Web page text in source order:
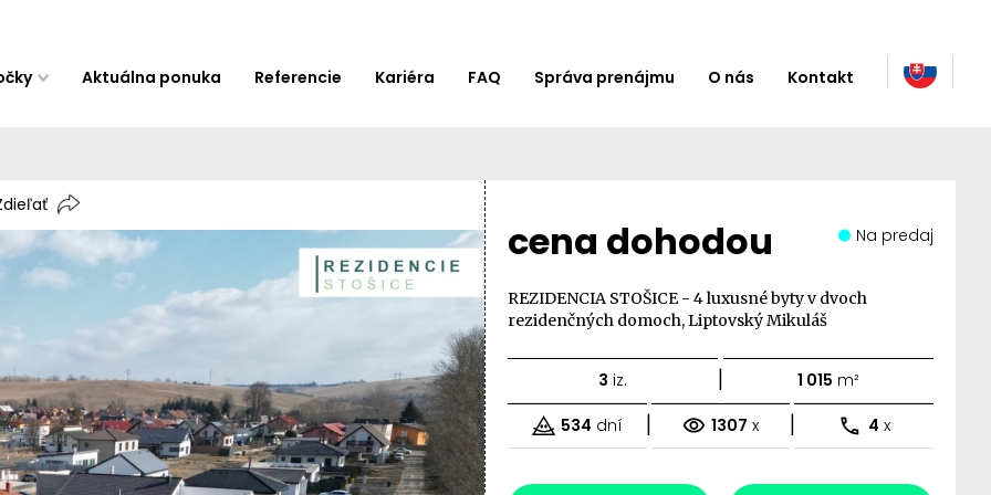
Aktuálna ponuka Referencie Kariéra FAQ Správa prenájmu O nás Kontakt
cena dohodou Na predaj
REZIDENCIA STOŠICE - 4 luxusné byty v dvoch
rezidenčných domoch, Liptovský Mikuláš
3 iz. | 1 015 m²
534 dní | 1307 x | 4 x